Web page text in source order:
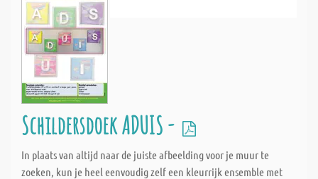
Schildersdoek ADUIS -
In plaats van altijd naar de juiste afbeelding voor je muur te
zoeken, kun je heel eenvoudig zelf een kleurrijk ensemble met